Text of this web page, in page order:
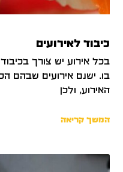
כיבוד לאירועים
בכל אירוע יש צורך
בו. ישנם אירועים שבהם
האירוע, ולכן
המשך קריאה